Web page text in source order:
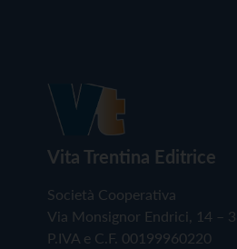
Vita Trentina Editrice
Società Cooperativa
Via Monsignor Endrici, 14 –
P.IVA e C.F. 00199960220